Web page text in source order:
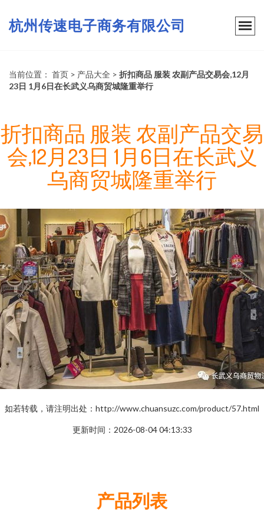
杭州传速电子商务有限公司
当前位置： 首页 > 产品大全 > 折扣商品 服装 农副产品交易会,12月
23日 1月6日在长武义乌商贸城隆重举行
折扣商品 服装 农副产品交易
会,12月23日 1月6日在长武义
乌商贸城隆重举行
如若转载，请注明出处：http://www.chuansuzc.com/product/57.html
更新时间：2026-08-04 04:13:33
产品列表